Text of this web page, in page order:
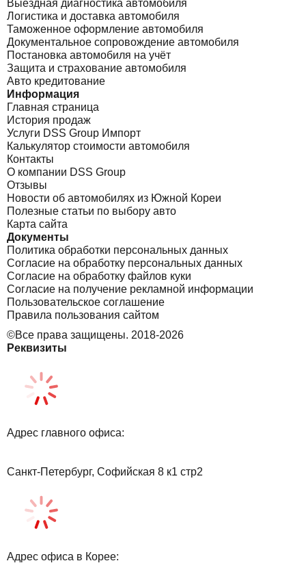
Выездная диагностика автомобиля
Логистика и доставка автомобиля
Таможенное оформление автомобиля
Документальное сопровождение автомобиля
Постановка автомобиля на учёт
Защита и страхование автомобиля
Авто кредитование
Информация
Главная страница
История продаж
Услуги DSS Group Импорт
Калькулятор стоимости автомобиля
Контакты
О компании DSS Group
Отзывы
Новости об автомобилях из Южной Кореи
Полезные статьи по выбору авто
Карта сайта
Документы
Политика обработки персональных данных
Согласие на обработку персональных данных
Согласие на обработку файлов куки
Согласие на получение рекламной информации
Пользовательское соглашение
Правила пользования сайтом
©Все права защищены. 2018-2026
Реквизиты
Адрес главного офиса:
Санкт-Петербург, Софийская 8 к1 стр2
Адрес офиса в Корее: